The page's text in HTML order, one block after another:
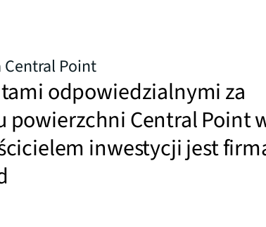
Central Point
odpowiedzialnymi za
powierzchni Central Point
inwestycji jest